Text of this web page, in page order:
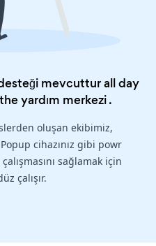
mevcuttur all day
yardım merkezi.
oluşan ekibimiz,
cihazınız gibi powr
sağlamak için
çalışır.